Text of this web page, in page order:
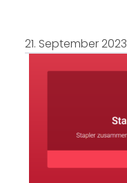
21. September 2023